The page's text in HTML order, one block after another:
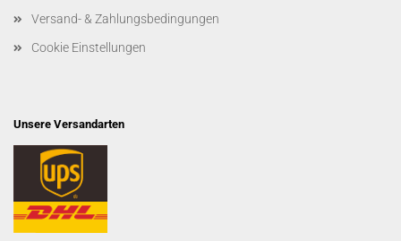
Versand- & Zahlungsbedingungen
Cookie Einstellungen
Unsere Versandarten